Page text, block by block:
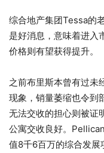
综合地产集团Tessa的
是好消息，意味着进入
价格则有望获得提升。
之前布里斯本曾有过未
现象，销量萎缩也令到
无法交收的担心则被证
公寓交收良好。
值8千6百万的综合发